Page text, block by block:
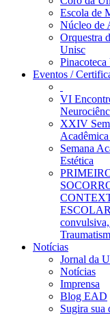
Escola de
Núcleo de
Orquestra
Unisc
Eventos /
VI
XXIV
Semana
Estética
Notícias
Jornal da
Notícias
Imprensa
Blog EAD
Sugira sua